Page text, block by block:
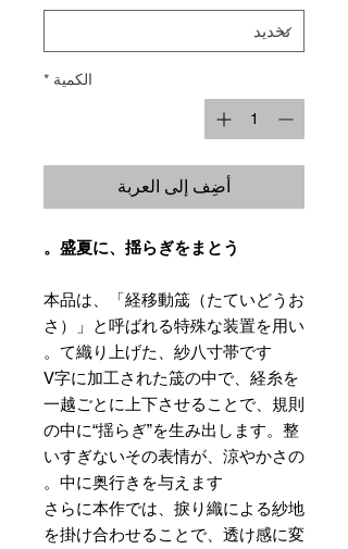
الكمية *
أضِف إلى العربة
盛夏に、揺らぎをまとう。
本品は、「経移動筬（たていどうお
さ）」と呼ばれる特殊な装置を用い
て織り上げた、紗八寸帯です。
V字に加工された筬の中で、経糸を
一越ごとに上下させることで、規則
の中に“揺らぎ”を生み出します。整
いすぎないその表情が、涼やかさの
中に奥行きを与えます。
さらに本作では、捩り織による紗地
を掛け合わせることで、透け感に変